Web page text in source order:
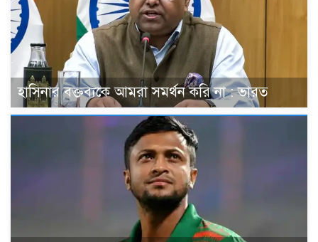
হাসিনার বক্তব্যকে আমরা সমর্থন করি না : ভারত